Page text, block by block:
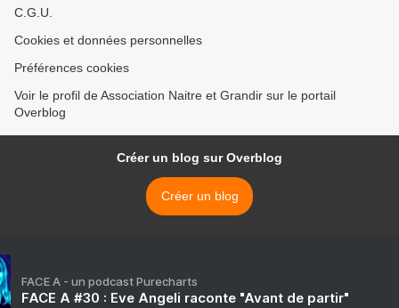
C.G.U.
Cookies et données personnelles
Préférences cookies
Voir le profil de Association Naitre et Grandir sur le portail
Overblog
Créer un blog sur Overblog
Créer un blog
FACE A - un podcast Purecharts
FACE A #30 : Eve Angeli raconte "Avant de partir"